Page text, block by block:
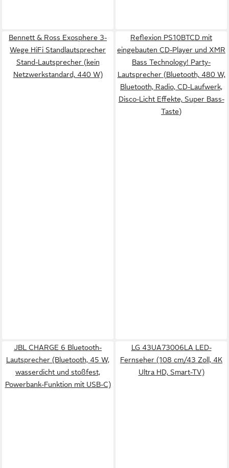
Bennett & Ross Exosphere 3-
Wege HiFi Standlautsprecher
Stand-Lautsprecher (kein
Netzwerkstandard, 440 W)
Reflexion PS10BTCD mit
eingebauten CD-Player und XMR
Bass Technology! Party-
Lautsprecher (Bluetooth, 480 W,
Bluetooth, Radio, CD-Laufwerk,
Disco-Licht Effekte, Super Bass-
Taste)
JBL CHARGE 6 Bluetooth-
Lautsprecher (Bluetooth, 45 W,
wasserdicht und stoßfest,
Powerbank-Funktion mit USB-C)
LG 43UA73006LA LED-
Fernseher (108 cm/43 Zoll, 4K
Ultra HD, Smart-TV)